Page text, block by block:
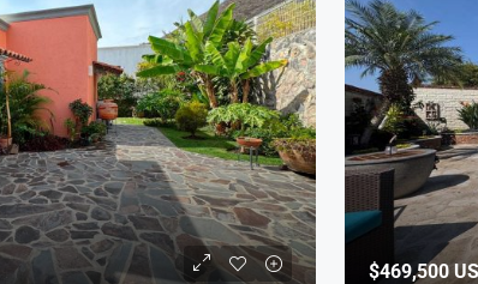
$469,500